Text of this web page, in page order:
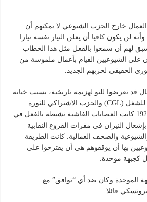
العمال خارج الحزب الشيوعي لا يمكنهم أن
لن يكون كافيا أن يعلن التيار نفسه تيارا
لهم أن سمعوا بالفعل مثل هذا الخطاب
على الشيوعيين القيام بأعمال ملموسة من
الحقيقي لحزبهم الجديد.
قد تعرضوا للتو لهزيمة تاريخية، بسبب خيانة
قادة الكونفدرالية العامة للشغل (CGL) والحزب الاشتراكي للثورة
الإيطالية. في ربيع عام 1921 كانت العصابات الفاشية نشيطة بالفعل في
بإشعال النيران في مقرات الفروع النقابية
والصحف العمالية. كانت الطريقة
بها أن يوقفوهم هي أن يقترحوا على
كجبهة موحدة.
الموحدة وكان ضد أي “توافق” مع
قائلا: